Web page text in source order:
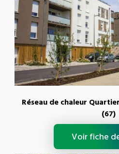
Réseau de chaleur
(67)
Voir fiche